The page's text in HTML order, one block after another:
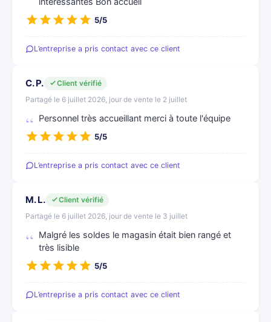
5/5
L’entreprise a pris contact avec ce client
C. P.
Client vérifié
Partagé le 6 juillet 2026, jour de vente le 2 juillet
Personnel très accueillant merci à toute l'équipe
5/5
L’entreprise a pris contact avec ce client
M. L.
Client vérifié
Partagé le 6 juillet 2026, jour de vente le 3 juillet
Malgré les soldes le magasin était bien rangé et
très lisible
5/5
L’entreprise a pris contact avec ce client